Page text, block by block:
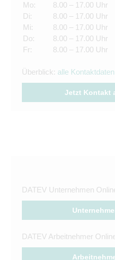
Mo:
Di:
Mi:
Do:
Fr:
8.00 – 17.00 Uhr
8.00 – 17.00 Uhr
8.00 – 17.00 Uhr
8.00 – 17.00 Uhr
8.00 – 17.00 Uhr
Überblick: alle Kontaktdaten
Jetzt Kontakt
DATEV Unternehmen
DATEV Arbeitnehmer